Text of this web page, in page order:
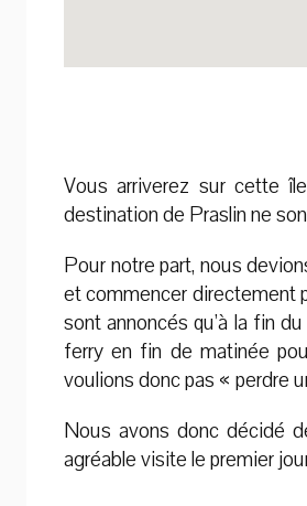
Vous arriverez sur cette
destination de Praslin ne
Pour notre part, nous
et commencer directement
sont annoncés qu’à la fin
ferry en fin de matinée
voulions donc pas « perdre
Nous avons donc décidé
agréable visite le premier